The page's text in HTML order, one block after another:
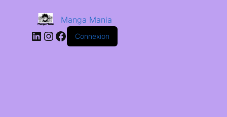
Manga Mania
Connexion